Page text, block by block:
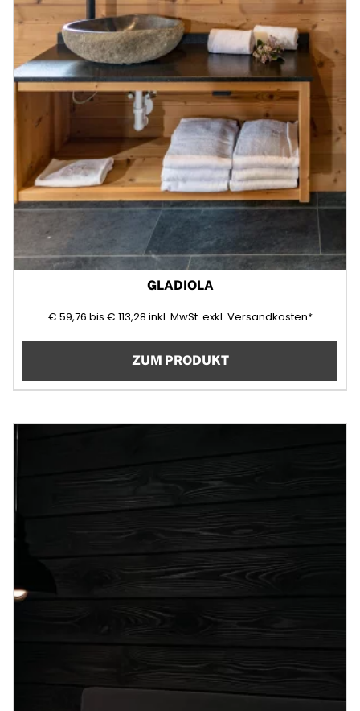
GLADIOLA
€ 59,7659,76
bis € 113,28113,28
inkl. MwSt.(Mehrwertsteuer)
exkl. Versandkosten*
ZUM PRODUKT